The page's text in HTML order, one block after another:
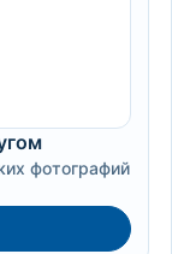
фотографий